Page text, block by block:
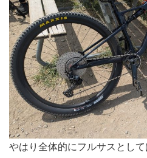
やはり全体的にフルサスとし